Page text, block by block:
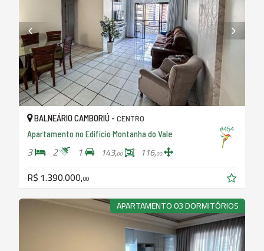
#454
BALNEÁRIO CAMBORIÚ - CENTRO
Apartamento no Edifício Montanha do Vale
3 2 1 143,00 116,00
R$ 1.390.000,00
APARTAMENTO 03 DORMITÓRIOS